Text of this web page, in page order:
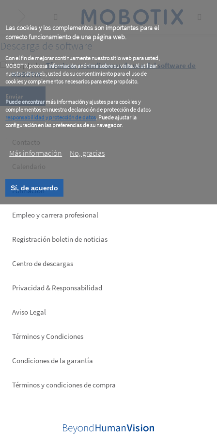
Las cookies y los complementos son importantes para el
correcto funcionamiento de una página web.
Con el fin de mejorar continuamente nuestro sitio web para usted,
MOBOTIX procesa información anónima sobre su visita. Al utilizar
nuestro sitio web, usted da su consentimiento para el uso de
cookies y complementos necesarios para este propósito.
Puede encontrar más información y ajustes para cookies y
complementos en nuestra declaración de protección de datos
responsabilidad y protección de datos. Puede ajustar la
configuración en las preferencias de su navegador.
Más información
No, gracias
Sí, de acuerdo
content
Descarga de software
Acepto losTérminos y condiciones de uso del software de
MOBOTIX*
Footer
left
Contacto
Calendario
Formación
Empleo y carrera profesional
Registración boletin de noticias
Footer
Centro de descargas
Privacidad & Responsabilidad
Aviso Legal
Términos y Condiciones
Condiciones de la garantía
Términos y condiciones de compra